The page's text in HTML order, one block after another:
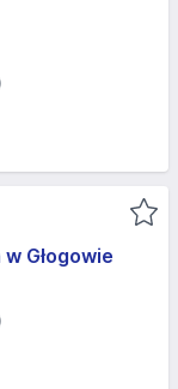
Głogowie